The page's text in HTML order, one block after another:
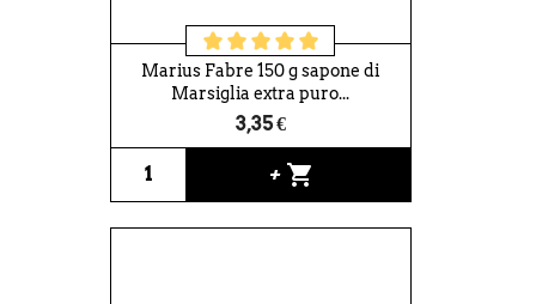
Marius Fabre 150 g sapone di
Marsiglia extra puro...
3,35 €
+ shopping_cart